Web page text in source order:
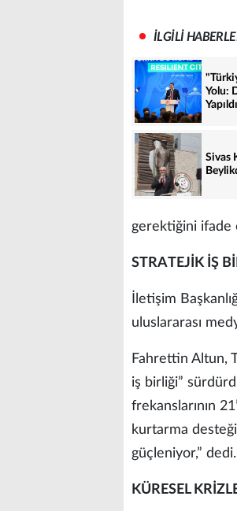
İLGİLİ
Yolu:
Yapıldı
Sivas
gerektiğini ifade
STRATEJİK İŞ
İletişim
uluslararası
Fahrettin Altun,
iş birliği”
frekanslarının
kurtarma
güçleniyor,” dedi.
KÜRESEL